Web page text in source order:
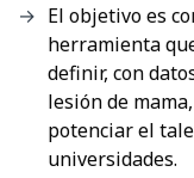
El objetivo es
herramienta
definir, con
lesión de
potenciar el
universidades.